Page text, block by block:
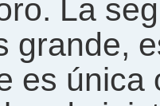
La
grande,
es única